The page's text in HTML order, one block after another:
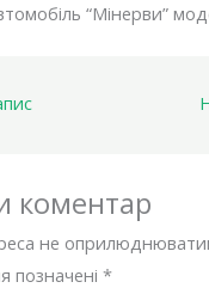
“Мінерви”
коментар
не
позначені*